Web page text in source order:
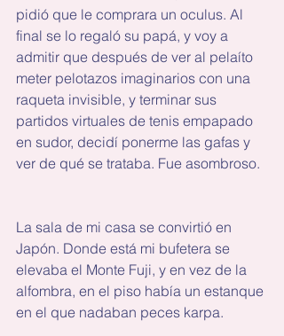
pidió que le comprara un oculus. Al
final se lo regaló su papá, y voy a
admitir que después de ver al pelaíto
meter pelotazos imaginarios con una
raqueta invisible, y terminar sus
partidos virtuales de tenis empapado
en sudor, decidí ponerme las gafas y
ver de qué se trataba. Fue asombroso.
La sala de mi casa se convirtió en
Japón. Donde está mi bufetera se
elevaba el Monte Fuji, y en vez de la
alfombra, en el piso había un estanque
en el que nadaban peces karpa.